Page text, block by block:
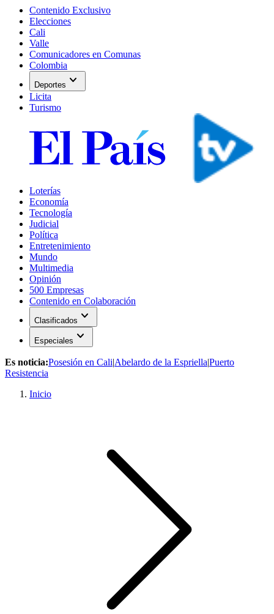
Contenido Exclusivo
Elecciones
Cali
Valle
Comunicadores en Comunas
Colombia
Deportes expand_more
Licita
Turismo
Loterías
Economía
Tecnología
Judicial
Política
Entretenimiento
Mundo
Multimedia
Opinión
500 Empresas
Contenido en Colaboración
Clasificados expand_more
Especiales expand_more
Es noticia:Posesión en Cali|Abelardo de la Espriella|Puerto
Resistencia
Inicio